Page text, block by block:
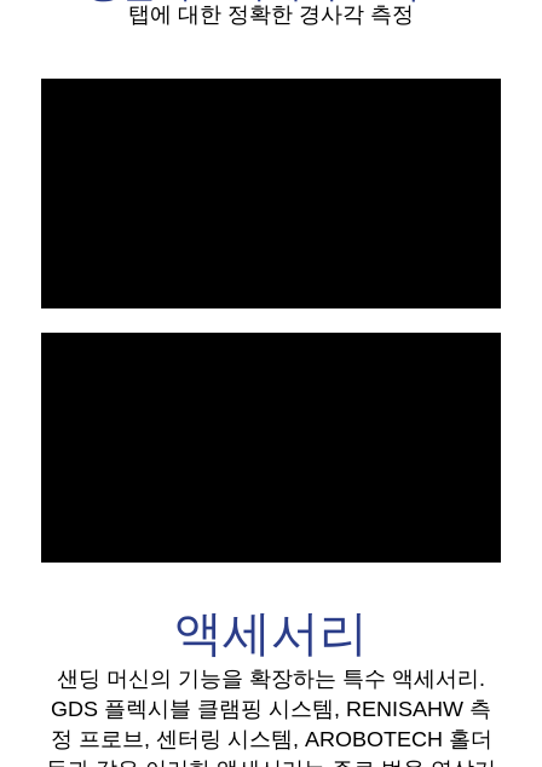
탭에 대한 정확한 경사각 측정
액세서리
샌딩 머신의 기능을 확장하는 특수 액세서리.
GDS 플렉시블 클램핑 시스템, RENISAHW 측
정 프로브, 센터링 시스템, AROBOTECH 홀더